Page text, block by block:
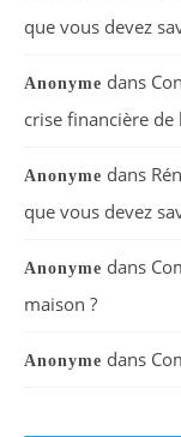
que vous devez
Anonyme dans
crise financière de
Anonyme dans
que vous devez
Anonyme dans
maison ?
Anonyme dans